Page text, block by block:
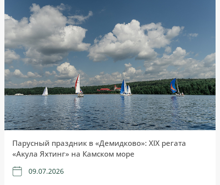
Парусный праздник в «Демидково»: XIX регата
«Акула Яхтинг» на Камском море
09.07.2026